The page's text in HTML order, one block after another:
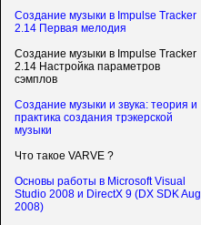
Создание музыки в Impulse Tracker
2.14 Первая мелодия
Создание музыки в Impulse Tracker
2.14 Настройка параметров
сэмплов
Создание музыки и звука: теория и
практика создания трэкерской
музыки
Что такое VARVE ?
Основы работы в Microsoft Visual
Studio 2008 и DirectX 9 (DX SDK Aug
2008)